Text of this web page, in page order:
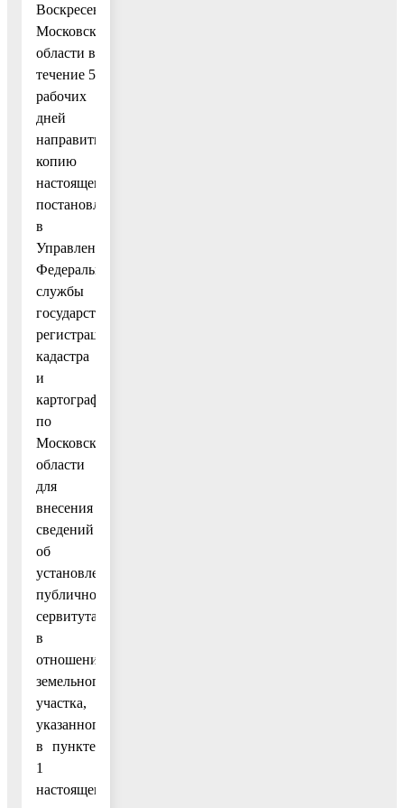
Воскресенск
Московской
области в
течение 5
рабочих
дней
направить
копию
настоящего
постановления
в
Управление
Федеральной
службы
государственной
регистрации,
кадастра
и
картографии
по
Московской
области
для
внесения
сведений
об
установлении
публичного
сервитута
в
отношении
земельного
участка,
указанного
в пункте
1
настоящего